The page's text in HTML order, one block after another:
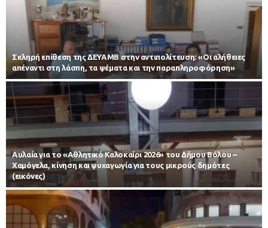
Σκληρή επίθεση της ΔΕΥΑΜΒ στην αντιπολίτευση: «Οι αλήθειες
απέναντι στη λάσπη, τα ψέματα και την παραπληροφόρηση»
Αυλαία για το «Αθλητικό Καλοκαίρι 2026» του Δήμου Βόλου –
Χαμόγελα, κίνηση και ψυχαγωγία για τους μικρούς δημότες
(εικόνες)